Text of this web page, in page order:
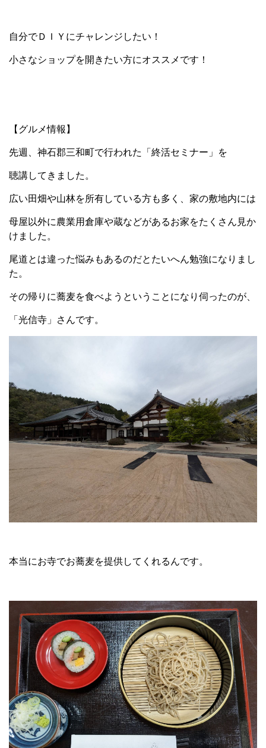
自分でＤＩＹにチャレンジしたい！
小さなショップを開きたい方にオススメです！
【グルメ情報】
先週、神石郡三和町で行われた「終活セミナー」を
聴講してきました。
広い田畑や山林を所有している方も多く、家の敷地内には
母屋以外に農業用倉庫や蔵などがあるお家をたくさん見か
けました。
尾道とは違った悩みもあるのだとたいへん勉強になりまし
た。
その帰りに蕎麦を食べようということになり伺ったのが、
「光信寺」さんです。
本当にお寺でお蕎麦を提供してくれるんです。